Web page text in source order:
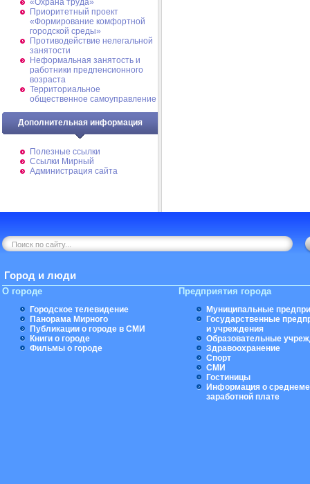
«Охрана труда»
Приоритетный проект
«Формирование комфортной
городской среды»
Противодействие нелегальной
занятости
Неформальная занятость и
работники предпенсионного
возраста
Территориальное
общественное самоуправление
Дополнительная информация
Полезные ссылки
Ссылки Мирный
Администрация сайта
Город и люди
О городе
Городское телевидение
Панорама Мирного
Публикации о городе в СМИ
Книги о городе
Фильмы о городе
Предприятия города
Муниципальные
Государственные
и учреждения
Образовательные
Здравоохранение
Спорт
СМИ
Гостиницы
Информация о
заработной плате